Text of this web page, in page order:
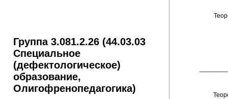
Группа 3.081.2.26 (44.03.03
Специальное
(дефектологическое)
образование,
Олигофренопедагогика)